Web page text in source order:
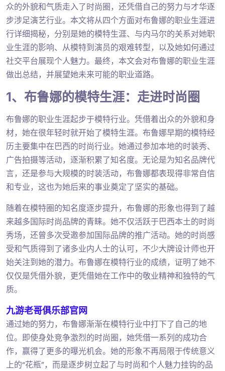
众的外貌和气质走入了时尚圈，还凭借自己的努力与才华逐
步涉足演艺行业。本文将从四个方面对布鲁娜的职业生涯进
行详细揭秘，分别是她的模特生涯、与内马尔的关系对她职
业生涯的影响、从模特到演员的艰难转型，以及她如何通过
社交平台展现个人魅力。最终，本文会对布鲁娜的职业生涯
做出总结，并展望她未来可能的职业道路。
1、布鲁娜的模特生涯：走进时尚圈
布鲁娜的职业生涯起步于模特行业。凭借着出众的外貌和身
材，她在很年轻时就开始了模特生涯。布鲁娜早期的模特经
历主要集中在巴西的时尚行业。她通过参加本地的时装秀、
广告拍摄等活动，逐渐积累了知名度。无论是为知名品牌代
言，还是参与大规模的时装活动，布鲁娜都表现得非常自信
和专业，这也为她后来的事业奠定了坚实的基础。
随着在模特圈的知名度逐步提升，布鲁娜的形象也得到了越
来越多国际时尚品牌的青睐。她不仅活跃于巴西本土的时尚
秀场，还曾多次受邀参加国际品牌的推广活动。她的时尚感
受和气质得到了诸多业内人士的认可，不少大牌设计师也开
始关注到她的潜力。布鲁娜在模特行业的成绩，证明了她不
仅仅是凭借外貌，更凭借她在工作中的敬业精神和独特的气
质。
九游老哥俱乐部官网
通过她的努力，布鲁娜渐渐在模特行业中打下了自己的地
位。即使身处竞争激烈的时尚圈，她凭借一系列的成功合
作，赢得了更多的曝光机会。她的形象不再局限于传统意义
上的“花瓶”，而是逐步树立起了与时尚和个人魅力挂钩的品